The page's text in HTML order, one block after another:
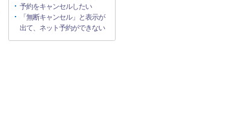
予約をキャンセルしたい
「無断キャンセル」と表示が
出て、ネット予約ができない